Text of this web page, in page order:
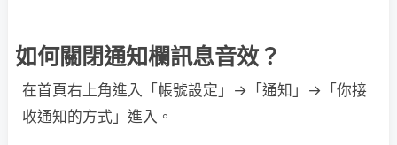
如何關閉通知欄訊息音效？
在首頁右上角進入「帳號設定」→「通知」→「你接
收通知的方式」進入。